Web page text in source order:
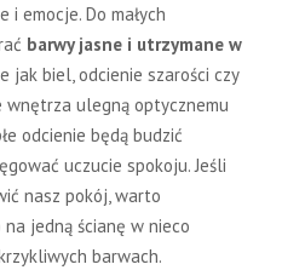
emocje. Do małych
barwy jasne i utrzymane w
jak biel, odcienie szarości czy
wnętrza ulegną optycznemu
odcienie będą budzić
uczucie spokoju. Jeśli
nasz pokój, warto
jedną ścianę w nieco
barwach.